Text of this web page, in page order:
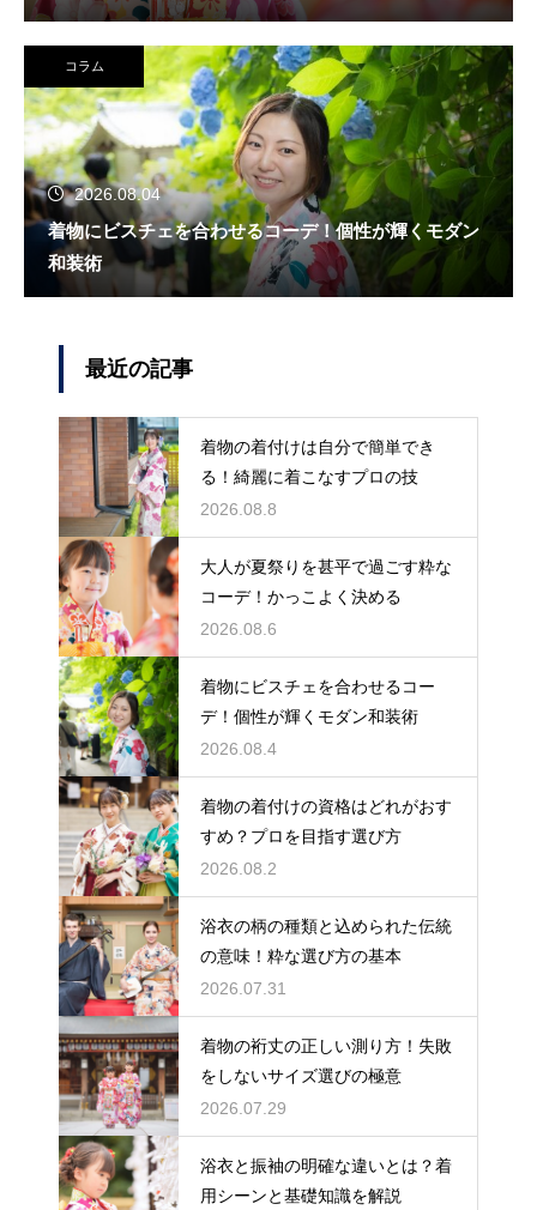
コラム
2026.08.04
着物にビスチェを合わせるコーデ！個性が輝くモダン
和装術
最近の記事
着物の着付けは自分で簡単でき
る！綺麗に着こなすプロの技
2026.08.8
大人が夏祭りを甚平で過ごす粋な
コーデ！かっこよく決める
2026.08.6
着物にビスチェを合わせるコー
デ！個性が輝くモダン和装術
2026.08.4
着物の着付けの資格はどれがおす
すめ？プロを目指す選び方
2026.08.2
浴衣の柄の種類と込められた伝統
の意味！粋な選び方の基本
2026.07.31
着物の裄丈の正しい測り方！失敗
をしないサイズ選びの極意
2026.07.29
浴衣と振袖の明確な違いとは？着
用シーンと基礎知識を解説